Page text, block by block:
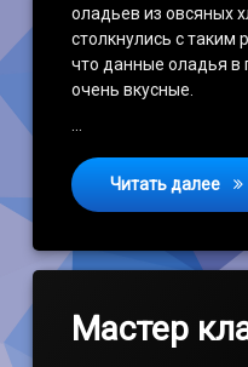
оладьев из овсяных
столкнулись с таким
что данные оладья в
очень вкусные.
…
Читать далее
Мастер